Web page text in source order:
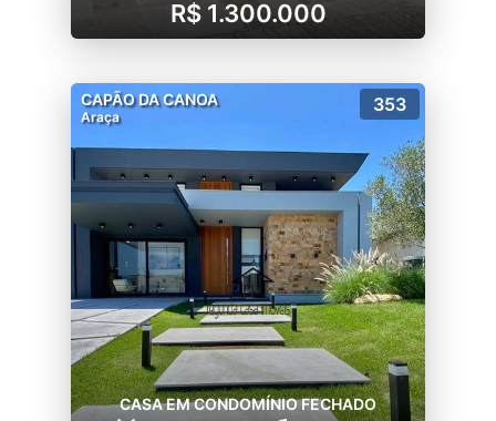
R$ 1.300.000
CAPÃO DA CANOA
Araça
353
CASA EM CONDOMÍNIO FECHADO